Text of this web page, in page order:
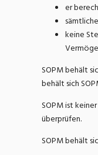
er
keine
SOPM behält
behält sich
SOPM ist
überprüfen.
SOPM behält